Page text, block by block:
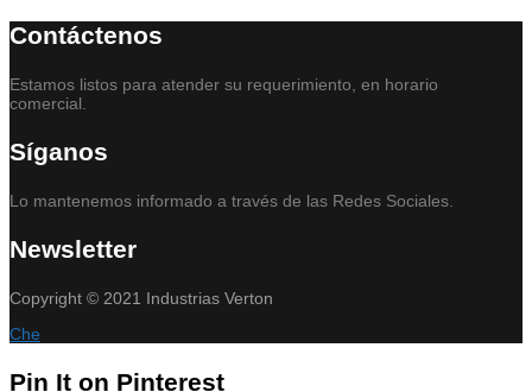
Contáctenos
Estamos listos para atender su requerimiento, en horario
comercial.
Síganos
Lo mantenemos informado a través de las Redes Sociales.
Newsletter
Copyright © 2021 Industrias Verton
Che
Pin It on Pinterest